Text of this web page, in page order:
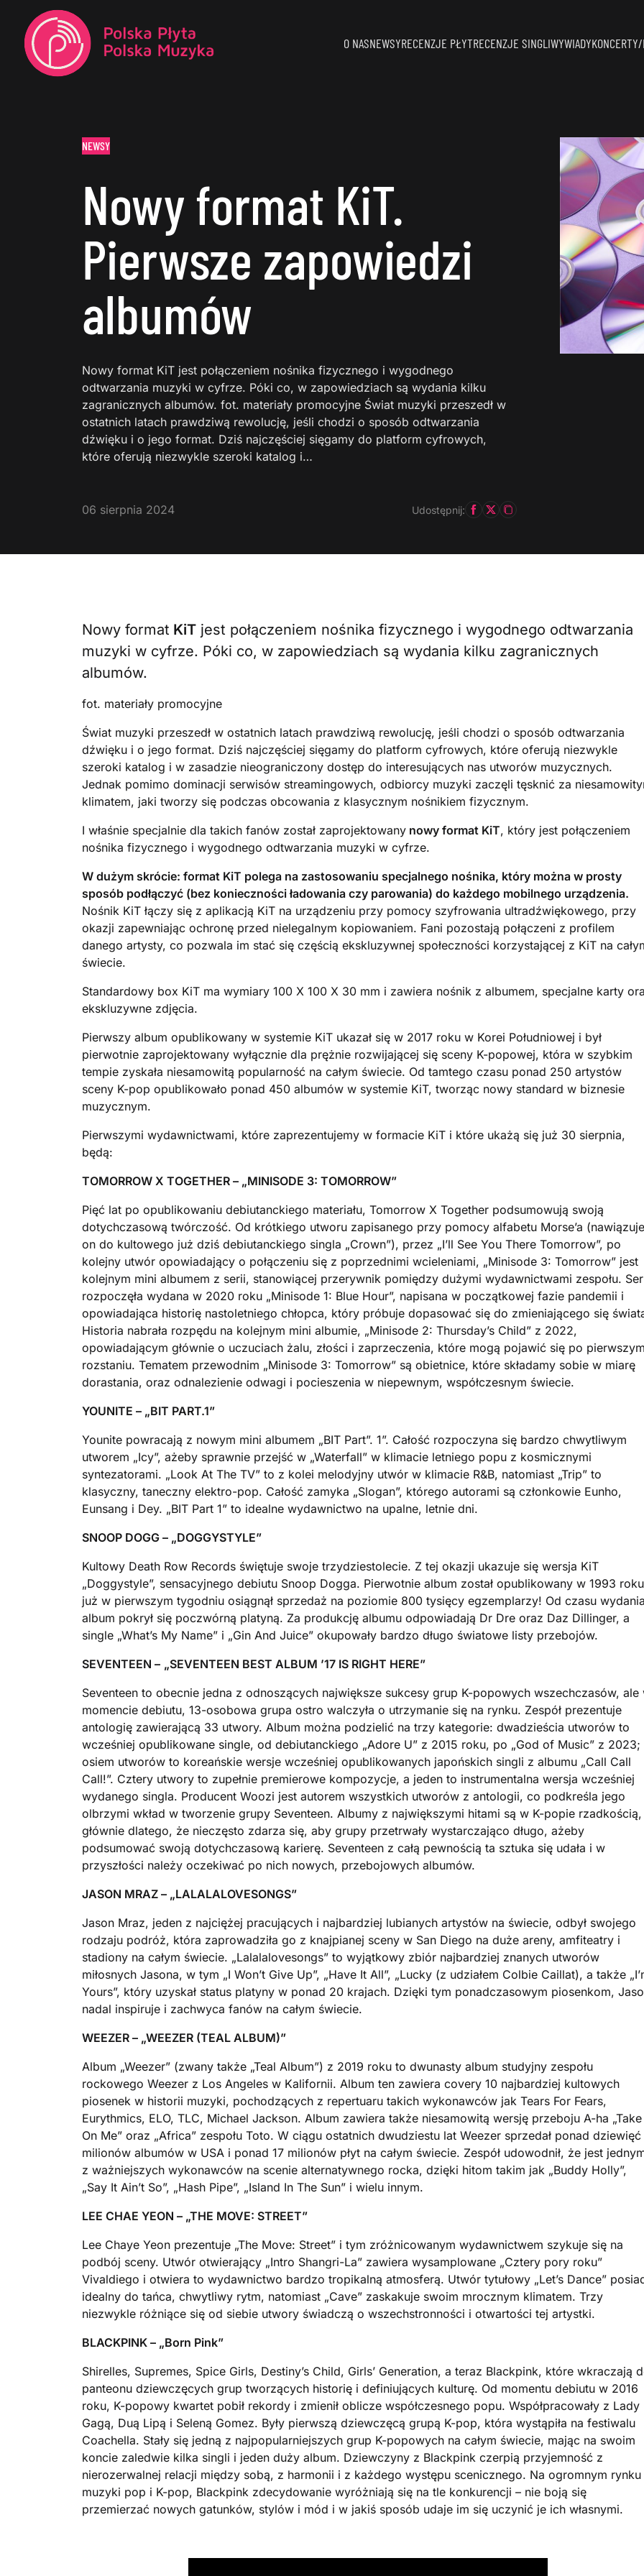
O NASNEWSYRECENZJE PŁYTRECENZJE SINGLIWYWIADY
NEWSY
Nowy format KiT.
Pierwsze zapowiedzi
albumów
Nowy format KiT jest połączeniem nośnika fizycznego i wygodnego
odtwarzania muzyki w cyfrze. Póki co, w zapowiedziach są wydania kilku
zagranicznych albumów. fot. materiały promocyjne Świat muzyki przeszedł w
ostatnich latach prawdziwą rewolucję, jeśli chodzi o sposób odtwarzania
dźwięku i o jego format. Dziś najczęściej sięgamy do platform cyfrowych,
które oferują niezwykle szeroki katalog i…
06 sierpnia 2024 Udostępnij:
Nowy format KiT jest połączeniem nośnika fizycznego i wygodnego odtwarzania
muzyki w cyfrze. Póki co, w zapowiedziach są wydania kilku zagranicznych
albumów.
fot. materiały promocyjne
Świat muzyki przeszedł w ostatnich latach prawdziwą rewolucję, jeśli chodzi o sposób odtwarzania
dźwięku i o jego format. Dziś najczęściej sięgamy do platform cyfrowych, które oferują niezwykle
szeroki katalog i w zasadzie nieograniczony dostęp do interesujących nas utworów muzycznych.
Jednak pomimo dominacji serwisów streamingowych, odbiorcy muzyki zaczęli tęsknić za
klimatem, jaki tworzy się podczas obcowania z klasycznym nośnikiem fizycznym.
I właśnie specjalnie dla takich fanów został zaprojektowany nowy format KiT, który jest połączeniem
nośnika fizycznego i wygodnego odtwarzania muzyki w cyfrze.
W dużym skrócie: format KiT polega na zastosowaniu specjalnego nośnika, który można w prosty
sposób podłączyć (bez konieczności ładowania czy parowania) do każdego mobilnego urządzenia.
Nośnik KiT łączy się z aplikacją KiT na urządzeniu przy pomocy szyfrowania ultradźwiękowego, przy
okazji zapewniając ochronę przed nielegalnym kopiowaniem. Fani pozostają połączeni z profilem
danego artysty, co pozwala im stać się częścią ekskluzywnej społeczności korzystającej z KiT na
świecie.
Standardowy box KiT ma wymiary 100 X 100 X 30 mm i zawiera nośnik z albumem, specjalne karty
ekskluzywne zdjęcia.
Pierwszy album opublikowany w systemie KiT ukazał się w 2017 roku w Korei Południowej i był
pierwotnie zaprojektowany wyłącznie dla prężnie rozwijającej się sceny K-popowej, która w szybkim
tempie zyskała niesamowitą popularność na całym świecie. Od tamtego czasu ponad 250 artystów
sceny K-pop opublikowało ponad 450 albumów w systemie KiT, tworząc nowy standard w biznesie
muzycznym.
Pierwszymi wydawnictwami, które zaprezentujemy w formacie KiT i które ukażą się już 30 sierpnia,
będą:
TOMORROW X TOGETHER – „MINISODE 3: TOMORROW”
Pięć lat po opublikowaniu debiutanckiego materiału, Tomorrow X Together podsumowują swoją
dotychczasową twórczość. Od krótkiego utworu zapisanego przy pomocy alfabetu Morse’a (nawiązuje
on do kultowego już dziś debiutanckiego singla „Crown”), przez „I’ll See You There Tomorrow”, po
kolejny utwór opowiadający o połączeniu się z poprzednimi wcieleniami, „Minisode 3: Tomorrow” jest
kolejnym mini albumem z serii, stanowiącej przerywnik pomiędzy dużymi wydawnictwami zespołu.
rozpoczęła wydana w 2020 roku „Minisode 1: Blue Hour”, napisana w początkowej fazie pandemii i
opowiadająca historię nastoletniego chłopca, który próbuje dopasować się do zmieniającego się
Historia nabrała rozpędu na kolejnym mini albumie, „Minisode 2: Thursday’s Child” z 2022,
opowiadającym głównie o uczuciach żalu, złości i zaprzeczenia, które mogą pojawić się po
rozstaniu. Tematem przewodnim „Minisode 3: Tomorrow” są obietnice, które składamy sobie w miarę
dorastania, oraz odnalezienie odwagi i pocieszenia w niepewnym, współczesnym świecie.
YOUNITE – „BIT PART.1”
Younite powracają z nowym mini albumem „BIT Part”. 1”. Całość rozpoczyna się bardzo chwytliwym
utworem „Icy”, ażeby sprawnie przejść w „Waterfall” w klimacie letniego popu z kosmicznymi
syntezatorami. „Look At The TV” to z kolei melodyjny utwór w klimacie R&B, natomiast „Trip” to
klasyczny, taneczny elektro-pop. Całość zamyka „Slogan”, którego autorami są członkowie Eunho,
Eunsang i Dey. „BIT Part 1” to idealne wydawnictwo na upalne, letnie dni.
SNOOP DOGG – „DOGGYSTYLE”
Kultowy Death Row Records świętuje swoje trzydziestolecie. Z tej okazji ukazuje się wersja KiT
„Doggystyle”, sensacyjnego debiutu Snoop Dogga. Pierwotnie album został opublikowany w 1993
już w pierwszym tygodniu osiągnął sprzedaż na poziomie 800 tysięcy egzemplarzy! Od czasu
album pokrył się poczwórną platyną. Za produkcję albumu odpowiadają Dr Dre oraz Daz Dillinger, a
single „What’s My Name” i „Gin And Juice” okupowały bardzo długo światowe listy przebojów.
SEVENTEEN – „SEVENTEEN BEST ALBUM ’17 IS RIGHT HERE”
Seventeen to obecnie jedna z odnoszących największe sukcesy grup K-popowych wszechczasów, ale
momencie debiutu, 13-osobowa grupa ostro walczyła o utrzymanie się na rynku. Zespół prezentuje
antologię zawierającą 33 utwory. Album można podzielić na trzy kategorie: dwadzieścia utworów to
wcześniej opublikowane single, od debiutanckiego „Adore U” z 2015 roku, po „God of Music” z 2023;
osiem utworów to koreańskie wersje wcześniej opublikowanych japońskich singli z albumu „Call Call
Call!”. Cztery utwory to zupełnie premierowe kompozycje, a jeden to instrumentalna wersja wcześniej
wydanego singla. Producent Woozi jest autorem wszystkich utworów z antologii, co podkreśla jego
olbrzymi wkład w tworzenie grupy Seventeen. Albumy z największymi hitami są w K-popie rzadkością,
głównie dlatego, że nieczęsto zdarza się, aby grupy przetrwały wystarczająco długo, ażeby
podsumować swoją dotychczasową karierę. Seventeen z całą pewnością ta sztuka się udała i w
przyszłości należy oczekiwać po nich nowych, przebojowych albumów.
JASON MRAZ – „LALALALOVESONGS”
Jason Mraz, jeden z najciężej pracujących i najbardziej lubianych artystów na świecie, odbył swojego
rodzaju podróż, która zaprowadziła go z knajpianej sceny w San Diego na duże areny, amfiteatry i
stadiony na całym świecie. „Lalalalovesongs” to wyjątkowy zbiór najbardziej znanych utworów
miłosnych Jasona, w tym „I Won’t Give Up”, „Have It All”, „Lucky (z udziałem Colbie Caillat), a także
Yours”, który uzyskał status platyny w ponad 20 krajach. Dzięki tym ponadczasowym piosenkom,
nadal inspiruje i zachwyca fanów na całym świecie.
WEEZER – „WEEZER (TEAL ALBUM)”
Album „Weezer” (zwany także „Teal Album”) z 2019 roku to dwunasty album studyjny zespołu
rockowego Weezer z Los Angeles w Kalifornii. Album ten zawiera covery 10 najbardziej kultowych
piosenek w historii muzyki, pochodzących z repertuaru takich wykonawców jak Tears For Fears,
Eurythmics, ELO, TLC, Michael Jackson. Album zawiera także niesamowitą wersję przeboju A-ha „Take
On Me” oraz „Africa” zespołu Toto. W ciągu ostatnich dwudziestu lat Weezer sprzedał ponad dziewięć
milionów albumów w USA i ponad 17 milionów płyt na całym świecie. Zespół udowodnił, że jest
z ważniejszych wykonawców na scenie alternatywnego rocka, dzięki hitom takim jak „Buddy Holly”,
„Say It Ain’t So”, „Hash Pipe”, „Island In The Sun” i wielu innym.
LEE CHAE YEON – „THE MOVE: STREET”
Lee Chaye Yeon prezentuje „The Move: Street” i tym zróżnicowanym wydawnictwem szykuje się na
podbój sceny. Utwór otwierający „Intro Shangri-La” zawiera wysamplowane „Cztery pory roku”
Vivaldiego i otwiera to wydawnictwo bardzo tropikalną atmosferą. Utwór tytułowy „Let’s Dance”
idealny do tańca, chwytliwy rytm, natomiast „Cave” zaskakuje swoim mrocznym klimatem. Trzy
niezwykle różniące się od siebie utwory świadczą o wszechstronności i otwartości tej artystki.
BLACKPINK – „Born Pink”
Shirelles, Supremes, Spice Girls, Destiny’s Child, Girls’ Generation, a teraz Blackpink, które wkraczają
panteonu dziewczęcych grup tworzących historię i definiujących kulturę. Od momentu debiutu w 2016
roku, K-popowy kwartet pobił rekordy i zmienił oblicze współczesnego popu. Współpracowały z Lady
Gagą, Duą Lipą i Seleną Gomez. Były pierwszą dziewczęcą grupą K-pop, która wystąpiła na festiwalu
Coachella. Stały się jedną z najpopularniejszych grup K-popowych na całym świecie, mając na swoim
koncie zaledwie kilka singli i jeden duży album. Dziewczyny z Blackpink czerpią przyjemność z
nierozerwalnej relacji między sobą, z harmonii i z każdego występu scenicznego. Na ogromnym rynku
muzyki pop i K-pop, Blackpink zdecydowanie wyróżniają się na tle konkurencji – nie boją się
przemierzać nowych gatunków, stylów i mód i w jakiś sposób udaje im się uczynić je ich własnymi.